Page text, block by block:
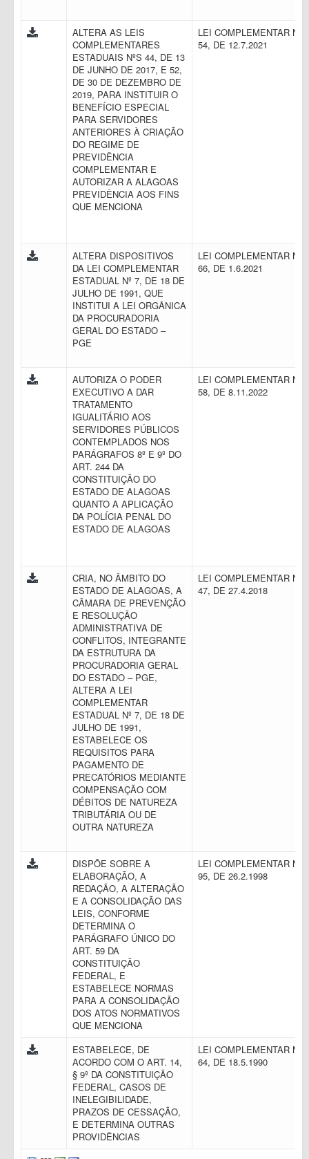
ALTERA AS LEIS
COMPLEMENTARES
ESTADUAIS NºS 44, DE 13
DE JUNHO DE 2017, E 52,
DE 30 DE DEZEMBRO DE
2019, PARA INSTITUIR O
BENEFÍCIO ESPECIAL
PARA SERVIDORES
ANTERIORES À CRIAÇÃO
DO REGIME DE
PREVIDÊNCIA
COMPLEMENTAR E
AUTORIZAR A ALAGOAS
PREVIDÊNCIA AOS FINS
QUE MENCIONA
LEI COMPLEMENTAR N.
54, DE 12.7.2021
ALTERA DISPOSITIVOS
DA LEI COMPLEMENTAR
ESTADUAL Nº 7, DE 18 DE
JULHO DE 1991, QUE
INSTITUI A LEI ORGÂNICA
DA PROCURADORIA
GERAL DO ESTADO –
PGE
LEI COMPLEMENTAR N.
66, DE 1.6.2021
AUTORIZA O PODER
EXECUTIVO A DAR
TRATAMENTO
IGUALITÁRIO AOS
SERVIDORES PÚBLICOS
CONTEMPLADOS NOS
PARÁGRAFOS 8º E 9º DO
ART. 244 DA
CONSTITUIÇÃO DO
ESTADO DE ALAGOAS
QUANTO A APLICAÇÃO
DA POLÍCIA PENAL DO
ESTADO DE ALAGOAS
LEI COMPLEMENTAR N.
58, DE 8.11.2022
CRIA, NO ÂMBITO DO
ESTADO DE ALAGOAS, A
CÂMARA DE PREVENÇÃO
E RESOLUÇÃO
ADMINISTRATIVA DE
CONFLITOS, INTEGRANTE
DA ESTRUTURA DA
PROCURADORIA GERAL
DO ESTADO – PGE,
ALTERA A LEI
COMPLEMENTAR
ESTADUAL Nº 7, DE 18 DE
JULHO DE 1991,
ESTABELECE OS
REQUISITOS PARA
PAGAMENTO DE
PRECATÓRIOS MEDIANTE
COMPENSAÇÃO COM
DÉBITOS DE NATUREZA
TRIBUTÁRIA OU DE
OUTRA NATUREZA
LEI COMPLEMENTAR N.
47, DE 27.4.2018
DISPÕE SOBRE A
ELABORAÇÃO, A
REDAÇÃO, A ALTERAÇÃO
E A CONSOLIDAÇÃO DAS
LEIS, CONFORME
DETERMINA O
PARÁGRAFO ÚNICO DO
ART. 59 DA
CONSTITUIÇÃO
FEDERAL, E
ESTABELECE NORMAS
PARA A CONSOLIDAÇÃO
DOS ATOS NORMATIVOS
QUE MENCIONA
LEI COMPLEMENTAR N.
95, DE 26.2.1998
ESTABELECE, DE
ACORDO COM O ART. 14,
§ 9º DA CONSTITUIÇÃO
FEDERAL, CASOS DE
INELEGIBILIDADE,
PRAZOS DE CESSAÇÃO,
E DETERMINA OUTRAS
PROVIDÊNCIAS
LEI COMPLEMENTAR N.
64, DE 18.5.1990